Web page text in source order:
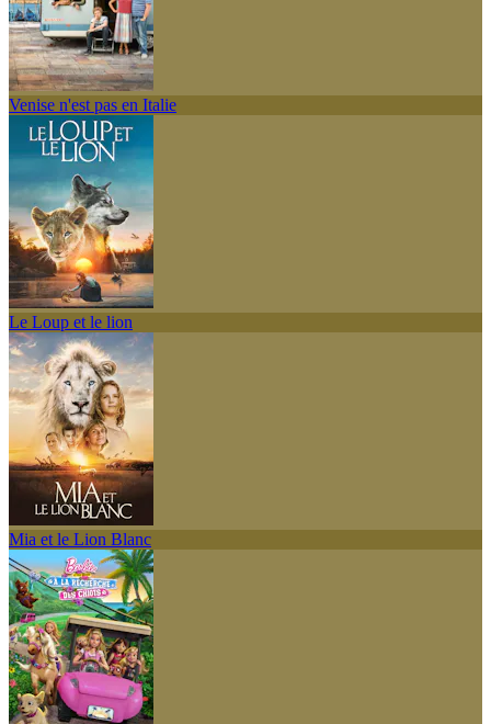
Venise n'est pas en Italie
Le Loup et le lion
Mia et le Lion Blanc